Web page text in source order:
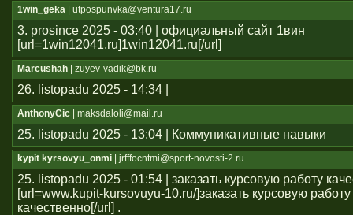
1win_geka | utpospunvka@ventura17.ru
3. prosince 2025 - 03:40 | официальный сайт 1вин
[url=1win12041.ru]1win12041.ru[/url]
Marcushah | zuyev-vadik@bk.ru
26. listopadu 2025 - 14:34 |
AnthonyCic | maksdaloli@mail.ru
25. listopadu 2025 - 13:04 | Коммуникативные навыки
kypit kyrsovyu_onmi | jrfffocntmi@sport-novosti-2.ru
25. listopadu 2025 - 01:54 | заказать курсовую работу
[url=www.kupit-kursovuyu-10.ru/]заказать курсовую работу
качественно[/url] .